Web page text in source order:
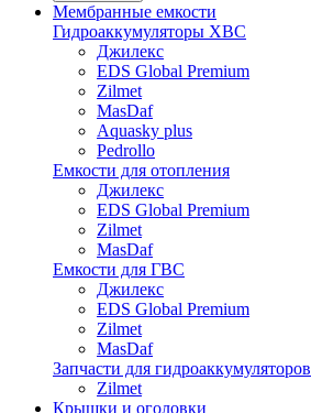
Мембранные емкости
Гидроаккумуляторы ХВС
Джилекс
EDS Global Premium
Zilmet
MasDaf
Aquasky plus
Pedrollo
Емкости для отопления
Джилекс
EDS Global Premium
Zilmet
MasDaf
Емкости для ГВС
Джилекс
EDS Global Premium
Zilmet
MasDaf
Запчасти для гидроаккумуляторов
Zilmet
Крышки и оголовки